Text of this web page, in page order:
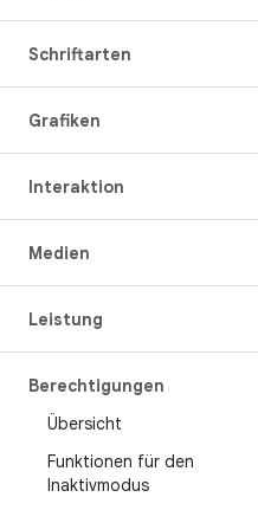
Schriftarten
Grafiken
Interaktion
Medien
Leistung
Berechtigungen
Übersicht
Funktionen für den
Inaktivmodus